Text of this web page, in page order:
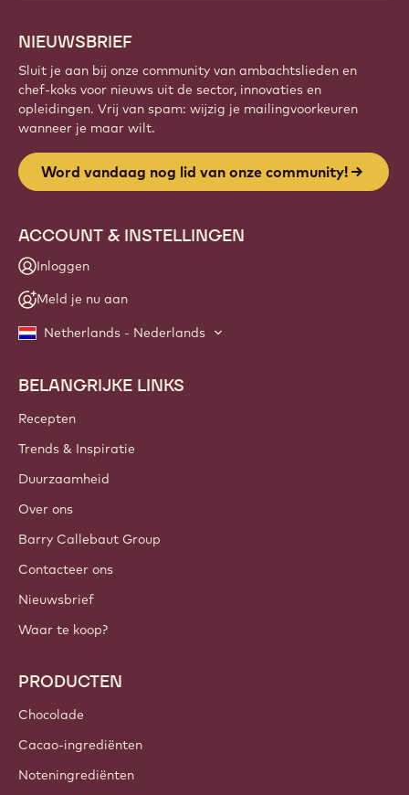
NIEUWSBRIEF
Sluit je aan bij onze community van ambachtslieden en
chef-koks voor nieuws uit de sector, innovaties en
opleidingen. Vrij van spam: wijzig je mailingvoorkeuren
wanneer je maar wilt.
Word vandaag nog lid van onze community!
ACCOUNT & INSTELLINGEN
Inloggen
Meld je nu aan
Netherlands - Nederlands
Footer
Callebaut
BELANGRIJKE LINKS
Recepten
Trends & Inspiratie
Duurzaamheid
Over ons
Barry Callebaut Group
Contacteer ons
Nieuwsbrief
Waar te koop?
PRODUCTEN
Chocolade
Cacao-ingrediënten
Noteningrediënten